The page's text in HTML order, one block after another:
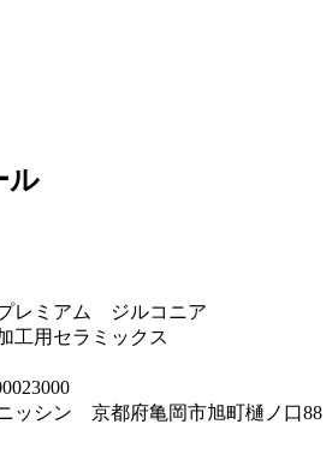
ル
レミアム ジルコニア
工用セラミックス
ッシン 京都府亀岡市旭町樋ノ口88